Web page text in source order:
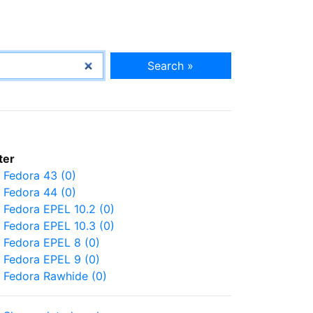
Search »
Fedora 43 (0)
Fedora 44 (0)
Fedora EPEL 10.2 (0)
Fedora EPEL 10.3 (0)
Fedora EPEL 8 (0)
Fedora EPEL 9 (0)
Fedora Rawhide (0)